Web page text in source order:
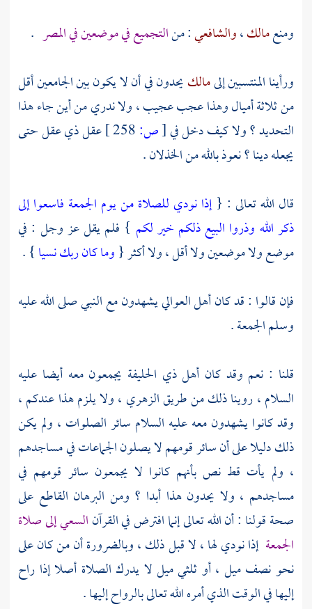
ومنعمالك،والشافعي: منالتجميع في موضعين في المصر .
ورأينا المنتسبين إلىمالكيحدون في أن لا يكون بين الجامعين أقل
من ثلاثة أميال وهذا عجب عجيب ، ولا ندري من أين جاء هذا
التحديد ؟ ولا كيف دخل في[ص:
عقل ذي عقل حتى
يجعله دينا ؟ نعوذ بالله من الخذلان .
قال الله تعالى : {إذا نودي للصلاة من يوم الجمعة فاسعوا إلى
ذكر الله وذروا البيع ذلكم خير لكم } فلم يقل عز وجل : في
موضع ولا موضعين ولا أقل ، ولا أكثر {وما كان ربك نسيا} .
فإن قالوا : قد كان أهل العوالي يشهدون مع النبي صلى الله عليه
وسلم الجمعة .
قلنا : نعم وقد كان أهلذي الحليفة يجمعون معه أيضا عليه
السلام ، روينا ذلك من طريقالزهري ، ولا يلزم هذا عندكم ،
وقد كانوا يشهدون معه عليه السلام سائر الصلوات ، ولم يكن
ذلك دليلا على أن سائر قومهم لا يصلون الجماعات في مساجدهم
، ولم يأت قط نص بأنهم كانوا لا يجمعون سائر قومهم في
مساجدهم ، ولا يحدون هذا أبدا ؟ ومن البرهان القاطع على
صحة قولنا : أن الله تعالى إنما افترض في القرآنالسعي إلى صلاة
الجمعة إذا نودي لها ، لا قبل ذلك ، وبالضرورة أن من كان على
نحو نصف ميل ، أو ثلثي ميل لا يدرك الصلاة أصلا إذا راح
إليها في الوقت الذي أمره الله تعالى بالرواح إليها .